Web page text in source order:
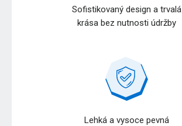
Sofistikovaný design a trvalá
krása bez nutnosti údržby
Lehká a vysoce pevná